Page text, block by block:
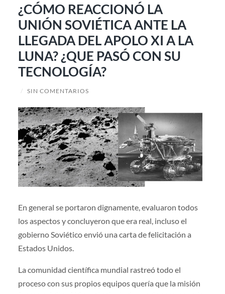
¿CÓMO REACCIONÓ LA
UNIÓN SOVIÉTICA ANTE LA
LLEGADA DEL APOLO XI A LA
LUNA? ¿QUE PASÓ CON SU
TECNOLOGÍA?
/ SIN COMENTARIOS
En general se portaron dignamente, evaluaron todos
los aspectos y concluyeron que era real, incluso el
gobierno Soviético envió una carta de felicitación a
Estados Unidos.
La comunidad científica mundial rastreó todo el
proceso con sus propios equipos quería que la misión